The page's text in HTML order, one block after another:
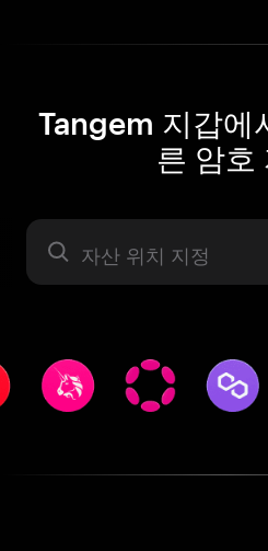
Tangem 지갑에
른 암호
자산 라벨